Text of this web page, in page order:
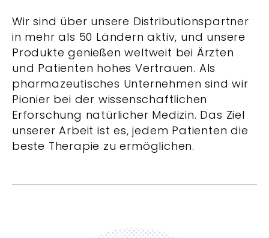
Wir sind über unsere Distributionspartner
in mehr als 50 Ländern aktiv, und unsere
Produkte genießen weltweit bei Ärzten
und Patienten hohes Vertrauen. Als
pharmazeutisches Unternehmen sind wir
Pionier bei der wissenschaftlichen
Erforschung natürlicher Medizin. Das Ziel
unserer Arbeit ist es, jedem Patienten die
beste Therapie zu ermöglichen.